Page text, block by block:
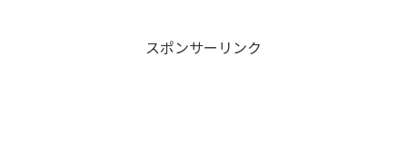
スポンサーリンク